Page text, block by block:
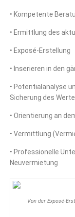
• Kompetente
• Ermittlung des
• Exposé-Erstellung
• Inserieren in den
• Potentialanalyse
Sicherung des
• Orientierung an
• Vermittlung
• Professionelle
Neuvermietung
Von der Exposé-